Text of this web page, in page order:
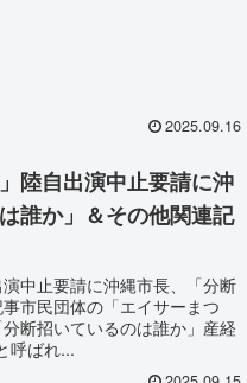
2025.09.16
陸自出演中止要請に沖
誰か」＆その他関連記
中止要請に沖縄市長、「分断
市民団体の「エイサーまつ
断招いているのは誰か」産経
呼ばれ...